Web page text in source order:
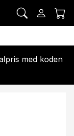
med koden